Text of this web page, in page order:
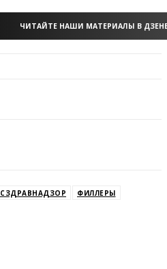
ЧИТАЙТЕ НАШИ МАТЕРИАЛЫ В
ФИЛЛЕРЫ